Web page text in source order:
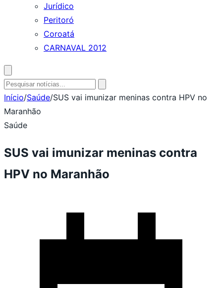
Jurídico
Peritoró
Coroatá
CARNAVAL 2012
busca
Pesquisar
por:
Início/Saúde/SUS vai imunizar meninas contra HPV no
Maranhão
Saúde
SUS vai imunizar meninas contra
HPV no Maranhão